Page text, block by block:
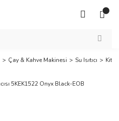
Çay & Kahve Makinesi Su Isıtıcı